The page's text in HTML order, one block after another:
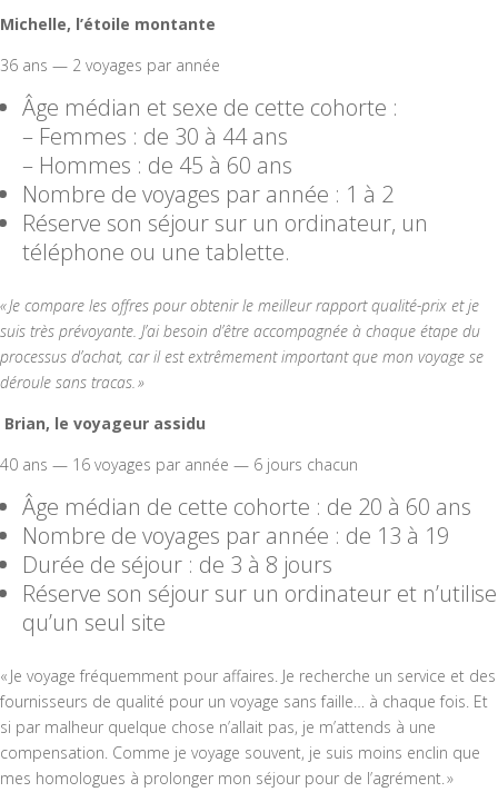
Michelle, l’étoile montante
36 ans — 2 voyages par année
Âge médian et sexe de cette cohorte :
– Femmes : de 30 à 44 ans
– Hommes : de 45 à 60 ans
Nombre de voyages par année : 1 à 2
Réserve son séjour sur un ordinateur, un
téléphone ou une tablette.
« Je compare les offres pour obtenir le meilleur rapport qualité-prix et je
suis très prévoyante. J’ai besoin d’être accompagnée à chaque étape du
processus d’achat, car il est extrêmement important que mon voyage se
déroule sans tracas. »
Brian, le voyageur assidu
40 ans — 16 voyages par année — 6 jours chacun
Âge médian de cette cohorte : de 20 à 60 ans
Nombre de voyages par année : de 13 à 19
Durée de séjour : de 3 à 8 jours
Réserve son séjour sur un ordinateur et n’utilise
qu’un seul site
« Je voyage fréquemment pour affaires. Je recherche un service et des
fournisseurs de qualité pour un voyage sans faille… à chaque fois. Et
si par malheur quelque chose n’allait pas, je m’attends à une
compensation. Comme je voyage souvent, je suis moins enclin que
mes homologues à prolonger mon séjour pour de l’agrément. »